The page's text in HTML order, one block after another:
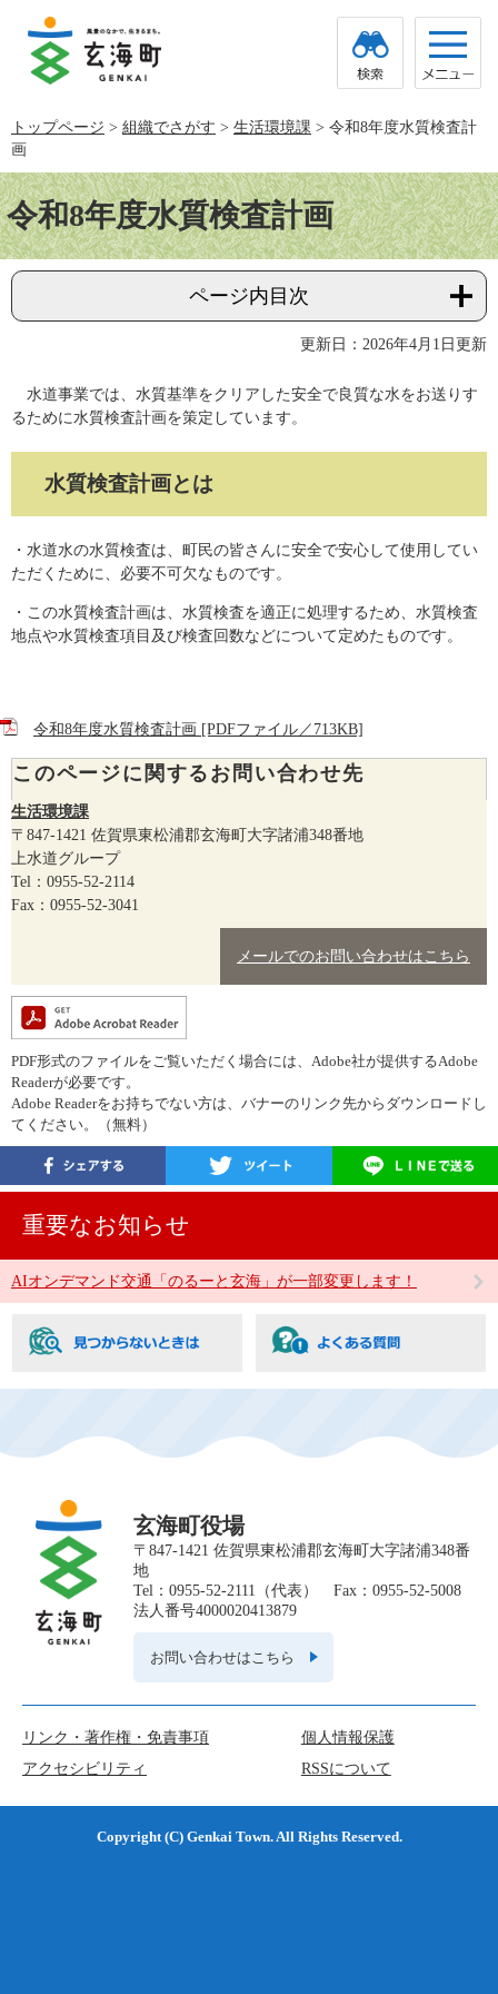
で
す。
ば
し
て
本
文
へ
トップページ > 組織でさがす > 生活環境課 > 令和8年度水質検査計
画
本
文令和8年度水質検査計画
ページ内目次
更新日：2026年4月1日更新
水道事業では、水質基準をクリアした安全で良質な水をお送りす
るために水質検査計画を策定しています。
水質検査計画とは
・水道水の水質検査は、町民の皆さんに安全で安心して使用してい
ただくために、必要不可欠なものです。
・この水質検査計画は、水質検査を適正に処理するため、水質検査
地点や水質検査項目及び検査回数などについて定めたものです。
令和8年度水質検査計画 [PDFファイル／713KB]
このページに関するお問い合わせ先
生活環境課
〒847-1421 佐賀県東松浦郡玄海町大字諸浦348番地
上水道グループ
Tel：0955-52-2114
Fax：0955-52-3041
メールでのお問い合わせはこちら
PDF形式のファイルをご覧いただく場合には、Adobe社が提供するAdobe
Readerが必要です。
Adobe Readerをお持ちでない方は、バナーのリンク先からダウンロードし
てください。（無料）
重要なお知らせ
AIオンデマンド交通「のるーと玄海」が一部変更します！
玄海町役場
〒847-1421 佐賀県東松浦郡玄海町大字諸浦348番
地
Tel：0955-52-2111（代表） Fax：0955-52-5008
法人番号4000020413879
お問い合わせはこちら
リンク・著作権・免責事項
個人情報保護
アクセシビリティ
RSSについて
Copyright (C) Genkai Town. All Rights Reserved.